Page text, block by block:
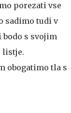
porezati vse
sadimo tudi v
s svojim
listje.
obogatimo tla s